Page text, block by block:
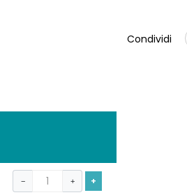
Condividi
− + +